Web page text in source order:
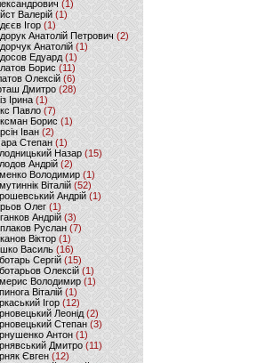
(1)
Валерій(1)
Ігор (1)
Анатолій Петрович (2)
Анатолій (1)
Едуард (1)
Борис (11)
Олексій (6)
Дмитро (28)
Ірина (1)
Павло (7)
Борис (1)
Іван (2)
Степан(1)
Назар(15)
Андрій (2)
Володимир (1)
Віталій (52)
Андрій (1)
Олег (1)
Андрій (3)
Руслан(7)
Віктор (1)
Василь (16)
Сергій (15)
Олексій (1)
Володимир (1)
Віталій (1)
Ігор (12)
Леонід(2)
Степан (3)
Антон (1)
Дмитро(11)
Євген(12)